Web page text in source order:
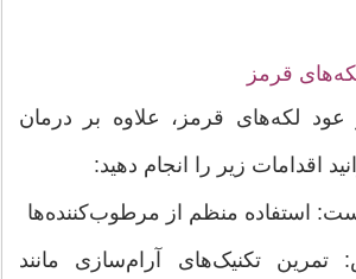
قرمز
عود لکه‌های قرمز، علاوه بر درمان
اقدامات زیر را انجام دهید:
استفاده منظم از مرطوب‌کننده‌ها
تکنیک‌های آرام‌سازی مانند